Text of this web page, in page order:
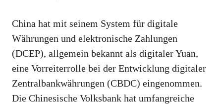
China hat mit seinem System für digitale
Währungen und elektronische Zahlungen
(DCEP), allgemein bekannt als digitaler Yuan,
eine Vorreiterrolle bei der Entwicklung digitaler
Zentralbankwährungen (CBDC) eingenommen.
Die Chinesische Volksbank hat umfangreiche